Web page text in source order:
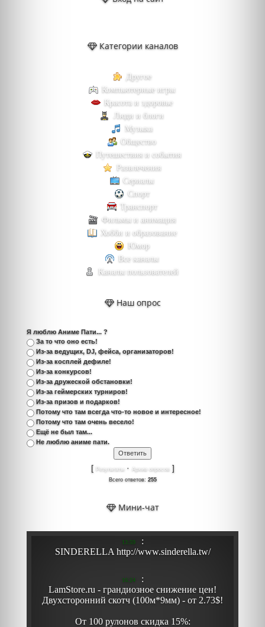
Категории каналов
Другое
Компьютерные игры
Красота и здоровье
Люди и блоги
Музыка
Общество
Путешествия и события
Развлечения
Сериалы
Спорт
Транспорт
Фильмы и анимация
Хобби и образование
Юмор
Все каналы
Каналы пользователей
Наш опрос
Я люблю Аниме Пати... ?
За то что оно есть!
Из-за ведущих, DJ, фейса, организаторов!
Из-за косплей дефиле!
Из-за конкурсов!
Из-за дружеской обстановки!
Из-за геймерских турниров!
Из-за призов и подарков!
Потому что там всегда что-то новое и интересное!
Потому что там очень весело!
Ещё не был там...
Не люблю аниме пати.
[ Результаты · Архив опросов]
Всего ответов: 255
Мини-чат